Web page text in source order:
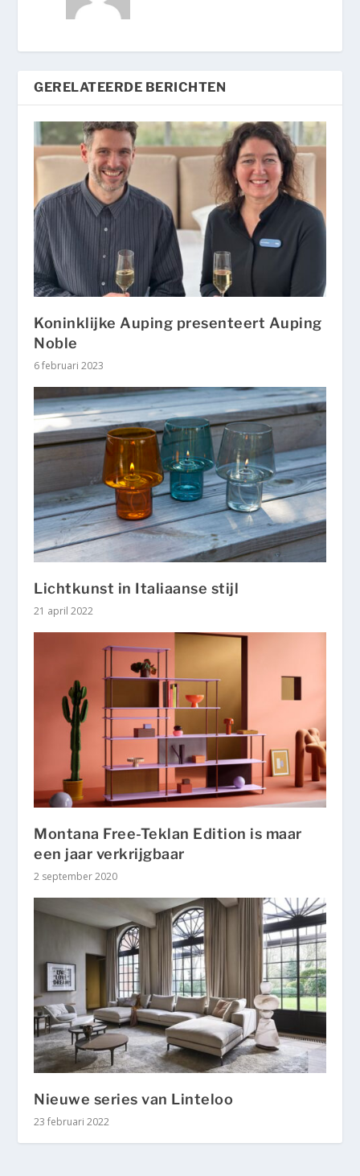
GERELATEERDE BERICHTEN
Koninklijke Auping presenteert Auping
Noble
6 februari 2023
Lichtkunst in Italiaanse stijl
21 april 2022
Montana Free-Teklan Edition is maar
een jaar verkrijgbaar
2 september 2020
Nieuwe series van Linteloo
23 februari 2022